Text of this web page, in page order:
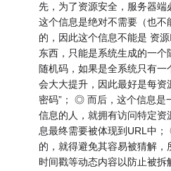
先，为了资源安全，服务器端
这个信息是绝对不需要（也不
的，因此这个信息不能是 资
东西，只能是系统生成的一
随机码，如果是全系统只有
会大大提升，因此最好是每资
密码”； ◎ 而后，这个信息是
信息的人，就拥有访问特定资
息最终需要被体现到URL中
的，就得避免其容易被猜解，
时间戳等动态内容以防止被